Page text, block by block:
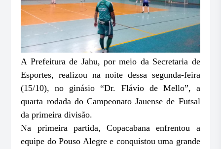
A Prefeitura de Jahu, por meio da Secretaria de
Esportes, realizou na noite dessa segunda-feira
(15/10), no ginásio “Dr. Flávio de Mello”, a
quarta rodada do Campeonato Jauense de Futsal
da primeira divisão.
Na primeira partida, Copacabana enfrentou a
equipe do Pouso Alegre e conquistou uma grande